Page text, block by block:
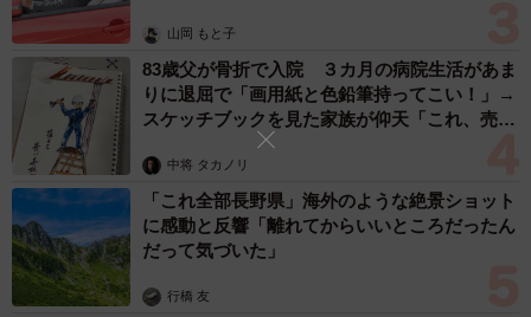
山岡 もと子
83歳父が骨折で入院 ３カ月の病院生活があま
りに退屈で「画用紙と色鉛筆持ってこい！」→
スケッチブックを見た家族が仰天「これ、売れ
中将 タカノリ
「これ全部長野県」海外のような絶景ショット
に感動と反響「離れてからいいところだったん
だって気づいた」
行橋 友